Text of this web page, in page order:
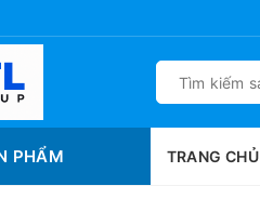
PHẨM TRANG CHỦ